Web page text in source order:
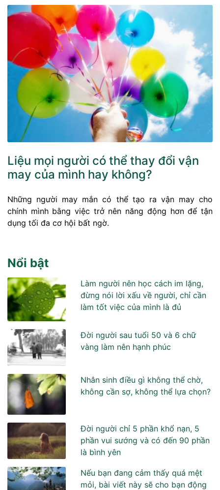
Liệu mọi người có thể thay đổi vận
may của mình hay không?
Những người may mắn có thể tạo ra vận may cho
chính mình bằng việc trở nên năng động hơn để tận
dụng tối đa cơ hội bất ngờ.
Nổi bật
Làm người nên học cách im lặng,
đừng nói lời xấu về người, chỉ cần
làm tốt việc của mình là đủ
Đời người sau tuổi 50 và 6 chữ
vàng làm nên hạnh phúc
Nhân sinh điều gì không thể chờ,
không cần sợ, không thể lựa chọn?
Đời người chỉ 5 phần khổ nạn, 5
phần vui sướng và có đến 90 phần
là bình yên
Nếu bạn đang cảm thấy quá mệt
mỏi, bài viết này sẽ cho bạn động